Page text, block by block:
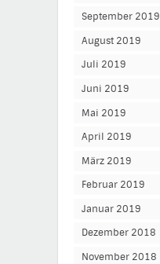
September 2019
August 2019
Juli 2019
Juni 2019
Mai 2019
April 2019
März 2019
Februar 2019
Januar 2019
Dezember 2018
November 2018